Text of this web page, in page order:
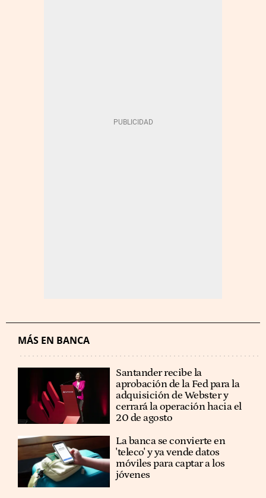
MÁS EN BANCA
Santander recibe la
aprobación de la Fed para la
adquisición de Webster y
cerrará la operación hacia el
20 de agosto
La banca se convierte en
'teleco' y ya vende datos
móviles para captar a los
jóvenes